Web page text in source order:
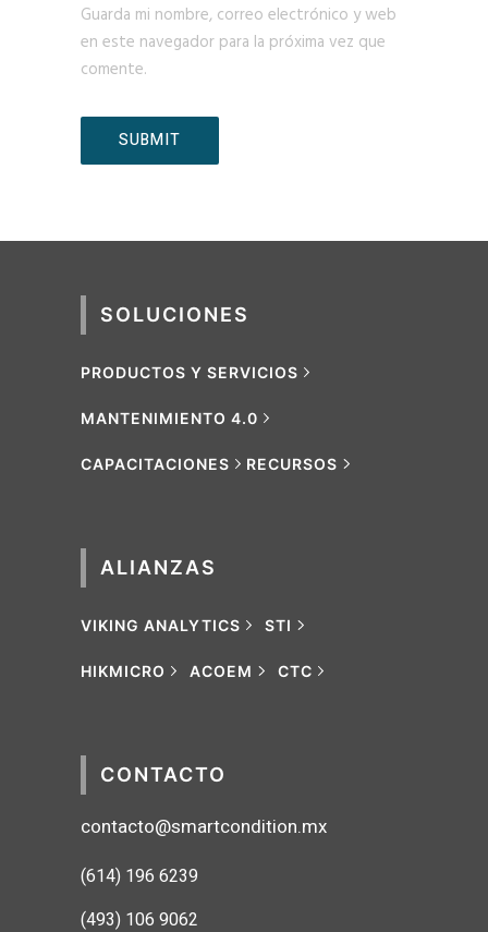
Guarda mi nombre, correo electrónico y web
en este navegador para la próxima vez que
comente.
SOLUCIONES
PRODUCTOS Y SERVICIOS
MANTENIMIENTO 4.0
CAPACITACIONES RECURSOS
ALIANZAS
VIKING ANALYTICS STI
HIKMICRO ACOEM CTC
CONTACTO
contacto@smartcondition.mx
(614) 196 6239
(493) 106 9062